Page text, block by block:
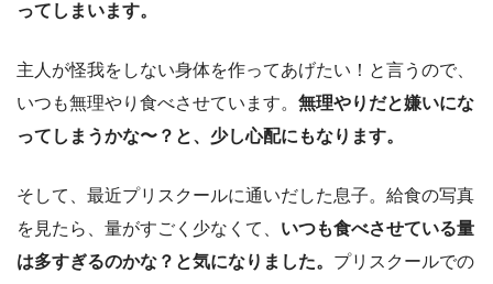
ってしまいます。
主人が怪我をしない身体を作ってあげたい！と言うので、
いつも無理やり食べさせています。 無理やりだと嫌いにな
ってしまうかな〜？と、少し心配にもなります。
そして、最近プリスクールに通いだした息子。給食の写真
を見たら、量がすごく少なくて、 いつも食べさせている量
は多すぎるのかな？と気になりました。 プリスクールでの